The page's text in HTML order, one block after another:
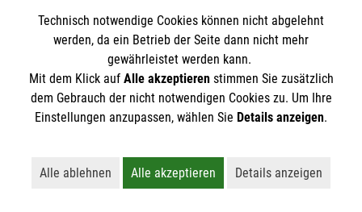
Newsletter abonnieren
Cookies verwalten| AGB|Impressum|Datenschutz|
Barrierefreiheit|Kontakt|Sharepoint|Mediathek
Technisch notwendige Cookies können nicht abgelehnt
werden, da ein Betrieb der Seite dann nicht mehr
gewährleistet werden kann.
Mit dem Klick auf Alle akzeptierenstimmen Sie zusätzlich
dem Gebrauch der nicht notwendigen Cookies zu. Um Ihre
Einstellungen anzupassen, wählen Sie Details anzeigen.
Alle ablehnen
Lehnt alle nicht-essentiellen Cookies ab
Alle akzeptieren
Akzeptiert alle Cookies
Details anzeigen